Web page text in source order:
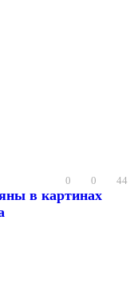
44
0
0
в картинах